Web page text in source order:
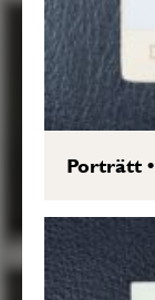
Porträtt•